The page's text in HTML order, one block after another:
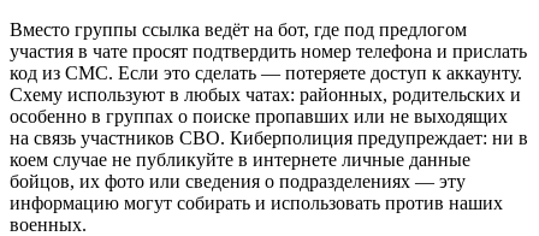
Вместо группы ссылка ведёт на бот, где под предлогом
участия в чате просят подтвердить номер телефона и прислать
код из СМС. Если это сделать — потеряете доступ к аккаунту.
Схему используют в любых чатах: районных, родительских и
особенно в группах о поиске пропавших или не выходящих
на связь участников СВО. Киберполиция предупреждает: ни в
коем случае не публикуйте в интернете личные данные
бойцов, их фото или сведения о подразделениях — эту
информацию могут собирать и использовать против наших
военных.